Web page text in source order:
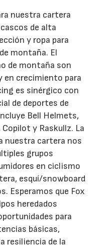
nuestra cartera
de alta
y ropa para
montaña. El
de montaña son
en crecimiento para
es sinérgico con
de deportes de
Bell Helmets,
y Raskullz. La
nuestra cartera nos
grupos
en ciclismo
esquí/snowboard
Esperamos que Fox
heredados
para
básicas,
resiliencia de la